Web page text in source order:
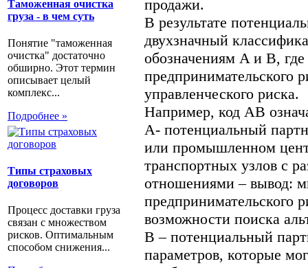
Таможенная очистка
груза - в чем суть
Понятие "таможенная
очистка" достаточно
обширно. Этот термин
описывает целый
комплекс...
Подробнее »
Типы страховых
договоров
Процесс доставки груза
связан с множеством
рисков. Оптимальным
способом снижения...
продажи.
В результате
двухзначный
обозначениям A и B, где
предпринимательского
управленческого риска.
Например, код АВ
А- потенциальный
или промышленном
транспортных узлов с
отношениями – вывод:
предпринимательского
возможности поиска
В – потенциальный
параметров, которые